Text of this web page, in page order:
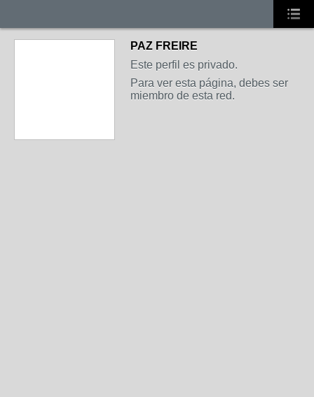
PAZ FREIRE
Este perfil es privado.
Para ver esta página, debes ser
miembro de esta red.